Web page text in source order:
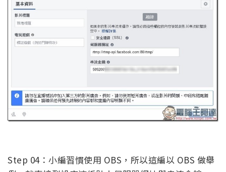
Step 04：小編習慣使用 OBS，所以這編以 OBS 做舉